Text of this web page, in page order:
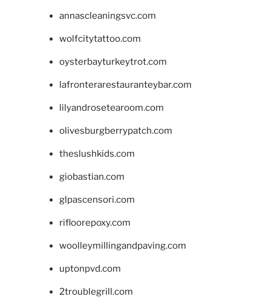
annascleaningsvc.com
wolfcitytattoo.com
oysterbayturkeytrot.com
lafronterarestauranteybar.com
lilyandrosetearoom.com
olivesburgberrypatch.com
theslushkids.com
giobastian.com
glpascensori.com
rifloorepoxy.com
woolleymillingandpaving.com
uptonpvd.com
2troublegrill.com